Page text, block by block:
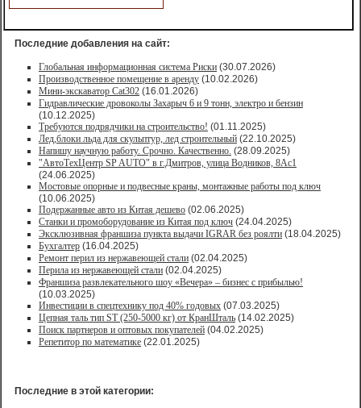
Последние добавления на сайт:
Глобальная информационная система Риски (30.07.2026)
Производственное помещение в аренду (10.02.2026)
Мини-экскаватор Cat302 (16.01.2026)
Гидравлические дровоколы Захарыч 6 и 9 тонн, электро и бензин
(10.12.2025)
Требуются подрядчики на строительство! (01.11.2025)
Лед,блоки льда для скульптур, лед строительный (22.10.2025)
Напишу научную работу. Срочно. Качественно. (28.09.2025)
"АвтоТехЦентр SP AUTO" в г.Дмитров, улица Водников, 8Ас1
(24.06.2025)
Мостовые опорные и подвесные краны, монтажные работы под ключ
(10.06.2025)
Подержанные авто из Китая дешево (02.06.2025)
Станки и промоборудование из Китая под ключ (24.04.2025)
Эксклюзивная франшиза пункта выдачи IGRAR без роялти (18.04.2025)
Бухгалтер (16.04.2025)
Ремонт перил из нержавеющей стали (02.04.2025)
Перила из нержавеющей стали (02.04.2025)
Франшиза развлекательного шоу «Вечера» – бизнес с прибылью!
(10.03.2025)
Инвестиции в спецтехнику под 40% годовых (07.03.2025)
Цепная таль тип ST (250-5000 кг) от КранШталь (14.02.2025)
Поиск партнеров и оптовых покупателей (04.02.2025)
Репетитор по математике (22.01.2025)
Последние в этой категории: